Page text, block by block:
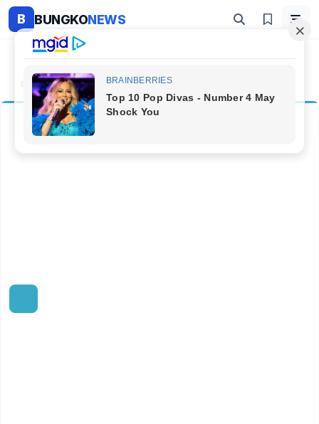
B BUNGKONEWS
Beranda Kategori Viral
Viral
1 artikel